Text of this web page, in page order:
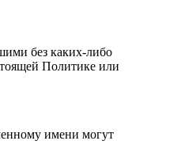
без каких-либо
Политике или
имени могут